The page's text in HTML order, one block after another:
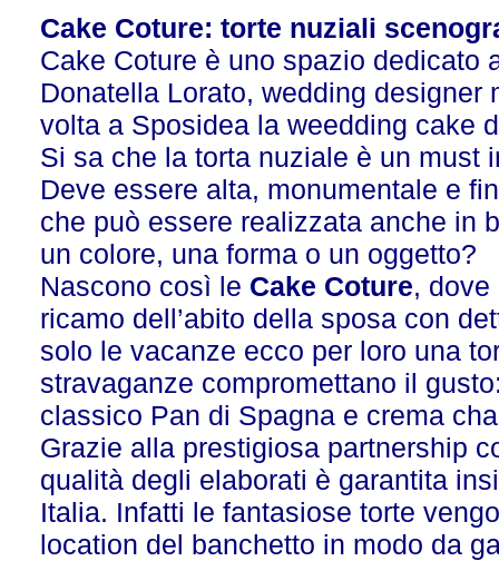
Cake Coture: torte nuziali
Cake Coture è uno spazio dedicato
Donatella Lorato, wedding designer
volta a Sposidea la weedding cake
Si sa che la torta nuziale è un must
Deve essere alta, monumentale e
che può essere realizzata anche in
un colore, una forma o un oggetto?
Nascono così le Cake Coture,
ricamo dell’abito della sposa con
solo le vacanze ecco per loro una
stravaganze compromettano il
classico Pan di Spagna e crema
Grazie alla prestigiosa partnership
qualità degli elaborati è garantita
Italia. Infatti le fantasiose torte
location del banchetto in modo da